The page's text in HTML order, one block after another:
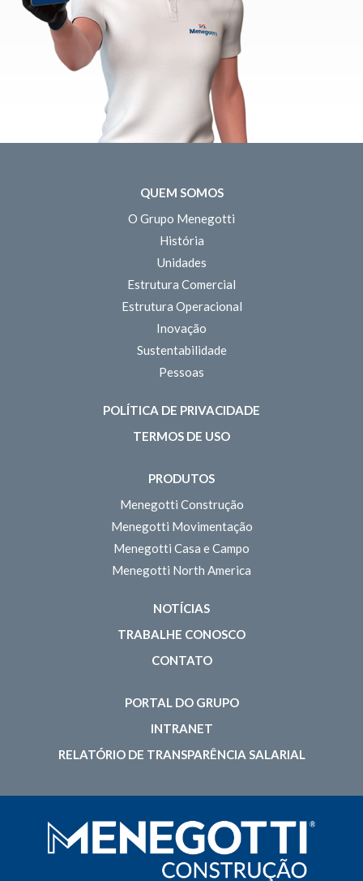
QUEM SOMOS
O Grupo Menegotti
História
Unidades
Estrutura Comercial
Estrutura Operacional
Inovação
Sustentabilidade
Pessoas
POLÍTICA DE PRIVACIDADE
TERMOS DE USO
PRODUTOS
Menegotti Construção
Menegotti Movimentação
Menegotti Casa e Campo
Menegotti North America
NOTÍCIAS
TRABALHE CONOSCO
CONTATO
PORTAL DO GRUPO
INTRANET
RELATÓRIO DE TRANSPARÊNCIA SALARIAL